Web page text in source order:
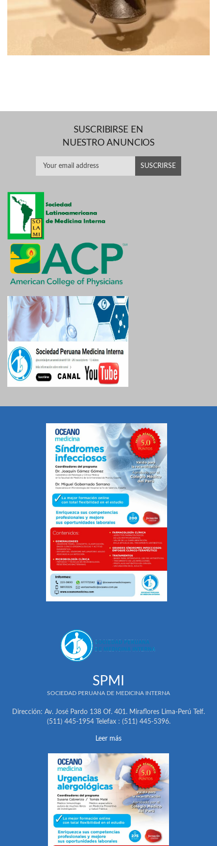
SUSCRIBIRSE EN
NUESTRO ANUNCIOS
SPMI
SOCIEDAD PERUANA DE MEDICINA INTERNA
Dirección: Av. José Pardo 138 Of. 401. Miraflores Lima-Perú Telf.
(511) 445-1954 Telefax : (511) 445-5396.
Leer más